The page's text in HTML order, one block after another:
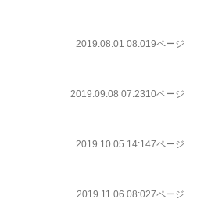
2019.08.01 08:019ページ
2019.09.08 07:2310ページ
2019.10.05 14:147ページ
2019.11.06 08:027ページ